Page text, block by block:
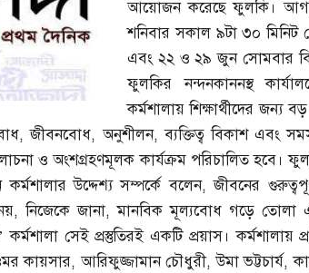
আয়োজন করেছে ফুলকি।
শনিবার সকাল ৯টা ৩০ মিনিট
এবং ২২ ও ২৯ জুন সোমবার
ফুলকির নন্দনকাননস্থ
কর্মশালায় শিক্ষার্থীদের জন্য
,জীবনবোধ,অনুশীলন,ব্যক্তিত্ব বিকাশ এবং
ও অংশগ্রহণমূলক কার্যক্রম পরিচালিত হবে।
উদ্দেশ্য সম্পর্কে বলেন,জীবনের
,নিজেকে জানা,মানবিক মূল্যবোধ গড়ে তোলা
সেই প্রস্তুতিরই একটি প্রয়াস। কর্মশালায়
কায়সার,আরিফুজ্জামান চৌধুরী,উমা ভট্টচার্য,